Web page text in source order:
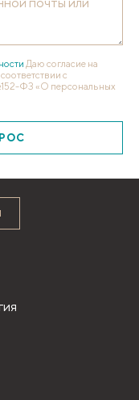
Даю согласие на
с
ФЗ «О персональных